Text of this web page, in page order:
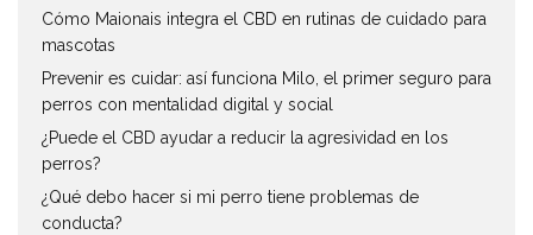
Cómo Maionais integra el CBD en rutinas de cuidado para
mascotas
Prevenir es cuidar: así funciona Milo, el primer seguro para
perros con mentalidad digital y social
¿Puede el CBD ayudar a reducir la agresividad en los
perros?
¿Qué debo hacer si mi perro tiene problemas de
conducta?